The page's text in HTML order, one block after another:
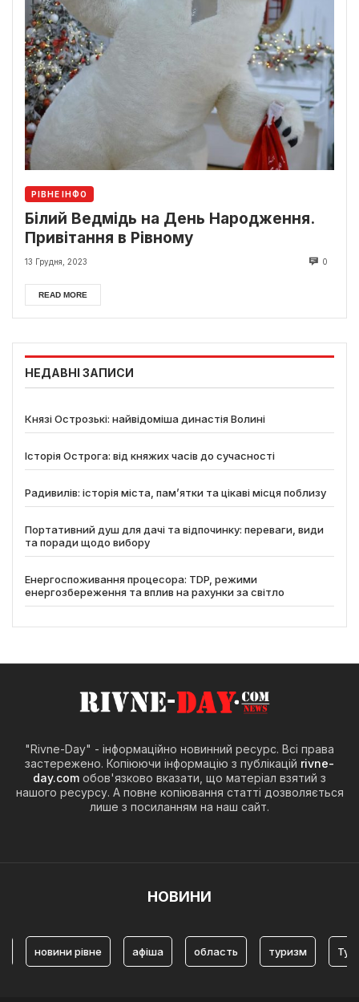
РІВНЕ ІНФО
Білий Ведмідь на День Народження.
Привітання в Рівному
13 Грудня, 2023 0
READ MORE
НЕДАВНІ ЗАПИСИ
Князі Острозькі: найвідоміша династія Волині
Історія Острога: від княжих часів до сучасності
Радивилів: історія міста, пам’ятки та цікаві місця поблизу
Портативний душ для дачі та відпочинку: переваги, види
та поради щодо вибору
Енергоспоживання процесора: TDP, режими
енергозбереження та вплив на рахунки за світло
"Rivne-Day" - інформаційно новинний ресурс. Всі права
застережено. Копіюючи інформацію з публікацій rivne-
day.com обов'язково вказати, що матеріал взятий з
нашого ресурсу. А повне копіювання статті дозволяється
лише з посиланням на наш сайт.
НОВИНИ
рівне афіша область туризм Туризм Рівне